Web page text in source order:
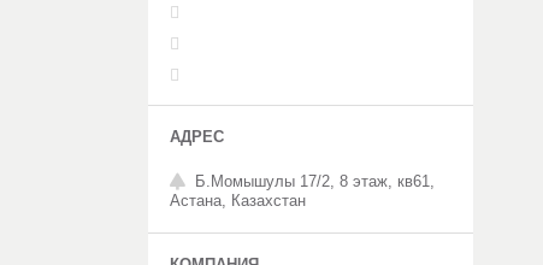
Б.Момышулы 17/2, 8 этаж, кв61,
Астана, Казахстан